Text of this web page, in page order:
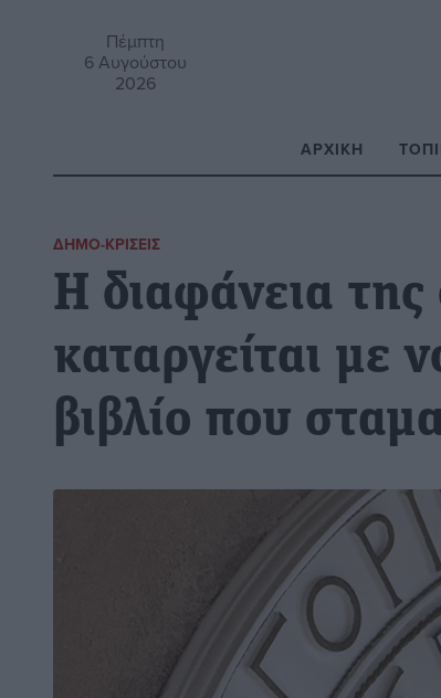
Πέμπτη
6 Αυγούστου
2026
ΑΡΧΙΚΉ
ΔΗΜΟ-ΚΡΊΣΕΙΣ
Η διαφάνεια της
καταργείται με
βιβλίο που